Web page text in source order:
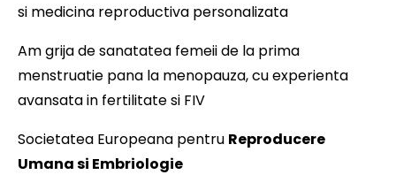
si medicina reproductiva personalizata
Am grija de sanatatea femeii de la prima
menstruatie pana la menopauza, cu experienta
avansata in fertilitate si FIV
Societatea Europeana pentru Reproducere
Umana si Embriologie